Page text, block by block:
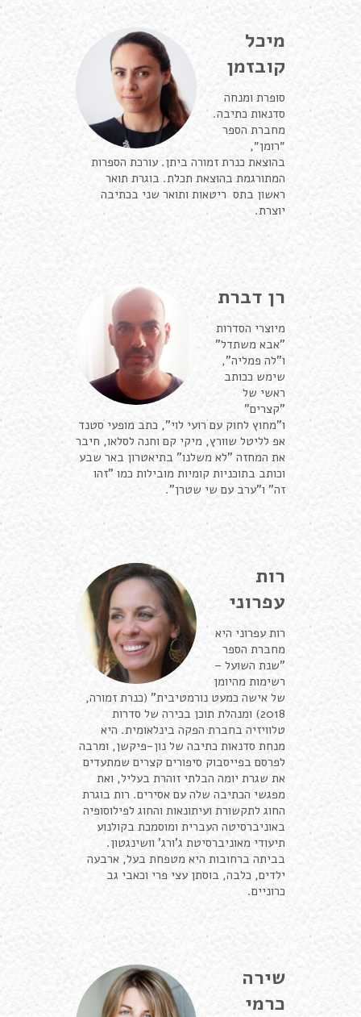
מיכל
קובזמן
סופרת ומנחה
סדנאות כתיבה.
מחברת הספר
״רומן״,
בהוצאת כנרת זמורה ביתן. עורכת הספרות
המתורגמת בהוצאת תכלת. בוגרת תואר
ראשון בתס ריטאות ותואר שני בכתיבה
יוצרת.
רן דברת
מיוצרי הסדרות
"אבא משתדל"
ו"לה פמליה",
שימש ככותב
ראשי של
"קצרים"
ו"מחוץ לחוק עם רועי לוי", כתב מופעי סטנד
אפ לליטל שוורץ, מיקי קם וחנה לסלאו, חיבר
את המחזה "לא משלנו" בתיאטרון באר שבע
וכותב בתוכניות קומיות מובילות כמו "זהו
זה" ו"ערב עם שי שטרן".
רות
עפרוני
רות עפרוני היא
מחברת הספר
"שנת השועל –
רשימות מהיומן
של אישה כמעט נורמטיבית" (כנרת זמורה,
2018) ומנהלת תוכן בכירה של סדרות
טלוויזיה בחברת הפקה בינלאומית. היא
מנחת סדנאות כתיבה של נון-פיקשן, ומרבה
לפרסם בפייסבוק סיפורים קצרים שמתעדים
את שגרת יומה הבלתי זוהרת בעליל, ואת
מפגשי הכתיבה שלה עם אסירים. רות בוגרת
החוג לתקשורת ועיתונאות והחוג לפילוסופיה
באוניברסיטה העברית ומוסמכת בקולנוע
תיעודי מאוניברסיטת ג'ורג' וושינגטון.
בביתה ברחובות היא מטפחת בעל, ארבעה
ילדים, כלבה, בוסתן עצי פרי וכאבי גב
כרוניים.
שירה
כרמי